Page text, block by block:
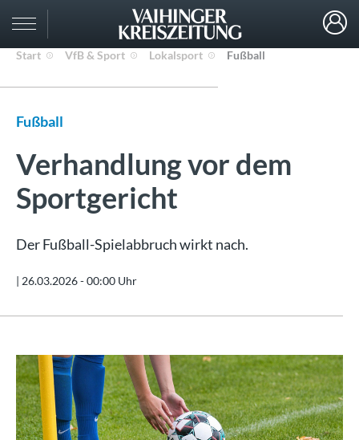
Start VfB & Sport Lokalsport Fußball
Fußball
Verhandlung vor dem
Sportgericht
Der Fußball-Spielabbruch wirkt nach.
| 26.03.2026 - 00:00 Uhr